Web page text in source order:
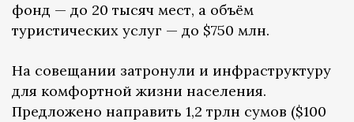
фонд — до 20 тысяч мест, а объём
туристических услуг — до $750 млн.
На совещании затронули и инфраструктуру
для комфортной жизни населения.
Предложено направить 1,2 трлн сумов ($100